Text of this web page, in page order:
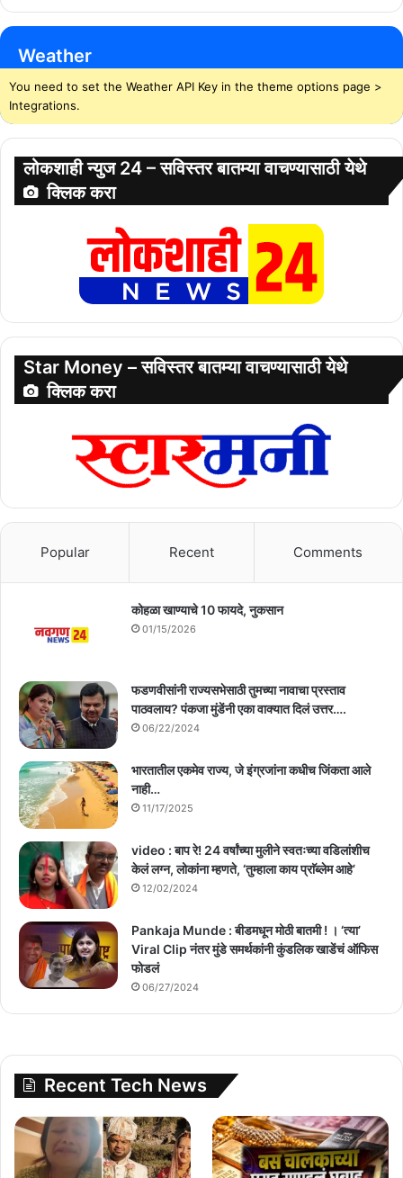
Weather
You need to set the Weather API Key in the theme options page >
Integrations.
लोकशाही न्युज 24 – सविस्तर बातम्या वाचण्यासाठी येथे
क्लिक करा
Star Money – सविस्तर बातम्या वाचण्यासाठी येथे
क्लिक करा
Popular Recent Comments
कोहळा खाण्याचे 10 फायदे, नुकसान
01/15/2026
फडणवीसांनी राज्यसभेसाठी तुमच्या नावाचा प्रस्ताव
पाठवलाय? पंकजा मुंडेंनी एका वाक्यात दिलं उत्तर….
06/22/2024
भारतातील एकमेव राज्य, जे इंग्रजांना कधीच जिंकता आले
नाही…
11/17/2025
video : बाप रे! 24 वर्षांच्या मुलीने स्वतःच्या वडिलांशीच
केलं लग्न, लोकांना म्हणते, ‘तुम्हाला काय प्राॅब्लेम आहे’
12/02/2024
Pankaja Munde : बीडमधून मोठी बातमी ! । ‘त्या’
Viral Clip नंतर मुंडे समर्थकांनी कुंडलिक खाडेंचं ऑफिस
फोडलं
06/27/2024
Recent Tech News